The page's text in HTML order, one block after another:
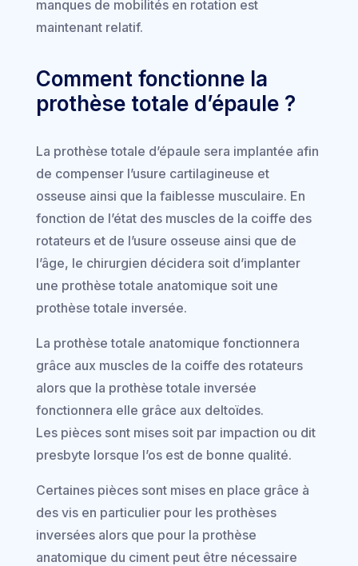
manques de mobilités en rotation est
maintenant relatif.
Comment fonctionne la
prothèse totale d’épaule ?
La prothèse totale d’épaule sera implantée afin
de compenser l’usure cartilagineuse et
osseuse ainsi que la faiblesse musculaire. En
fonction de l’état des muscles de la coiffe des
rotateurs et de l’usure osseuse ainsi que de
l’âge, le chirurgien décidera soit d’implanter
une prothèse totale anatomique soit une
prothèse totale inversée.
La prothèse totale anatomique fonctionnera
grâce aux muscles de la coiffe des rotateurs
alors que la prothèse totale inversée
fonctionnera elle grâce aux deltoïdes.
Les pièces sont mises soit par impaction ou dit
presbyte lorsque l’os est de bonne qualité.
Certaines pièces sont mises en place grâce à
des vis en particulier pour les prothèses
inversées alors que pour la prothèse
anatomique du ciment peut être nécessaire